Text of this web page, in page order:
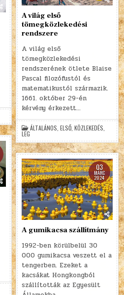
A világ első
tömegközlekedési
rendszere
A világ első
tömegközlekedési
rendszerének ötlete Blaise
Pascal filozófustól és
matematikustól származik.
1661. október 29-én
kérvény érkezett…
ÁLTALÁNOS ,ELSŐ ,KÖZLEKEDÉS
LEG
03
MÁRC
2024
A gumikacsa szállítmány
1992-ben körülbelül 30
000 gumikacsa veszett el a
tengerben. Ezeket a
kacsákat Hongkongból
szállították az Egyesült